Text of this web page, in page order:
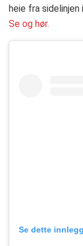
heie fra
Se og hør.
Se dette